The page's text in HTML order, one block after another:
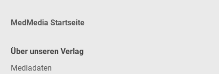
MedMedia Startseite
Über unseren Verlag
Mediadaten